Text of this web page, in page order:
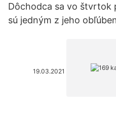
Dôchodca sa vo štvrtok
sú jedným z jeho
19.03.2021